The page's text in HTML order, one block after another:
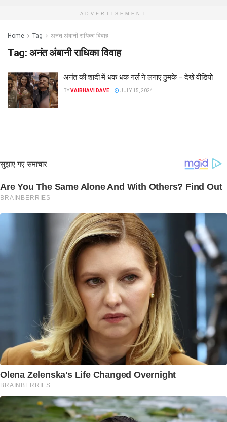
ADVERTISEMENT
Home Tag अनंत अंबानी राधिका विवाह
Tag: अनंत अंबानी राधिका विवाह
अनंत की शादी में धक धक गर्ल ने लगाए ठुमके – देखे वीडियो
BYVAIBHAVI DAVE JULY 15, 2024